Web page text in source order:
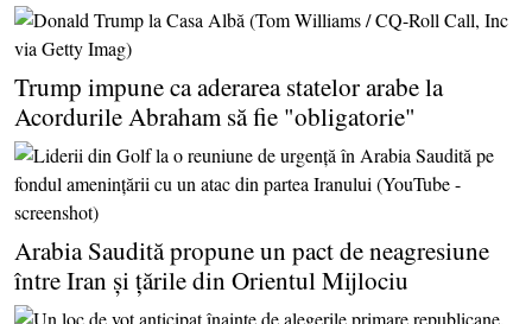
Trump impune ca aderarea statelor arabe la
Acordurile Abraham să fie "obligatorie"
Arabia Saudită propune un pact de neagresiune
între Iran şi ţările din Orientul Mijlociu